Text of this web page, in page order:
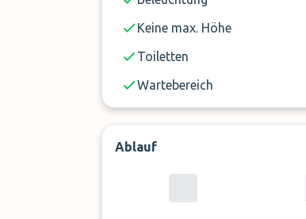
Keine max. Höhe
Toiletten
Wartebereich
Ablauf